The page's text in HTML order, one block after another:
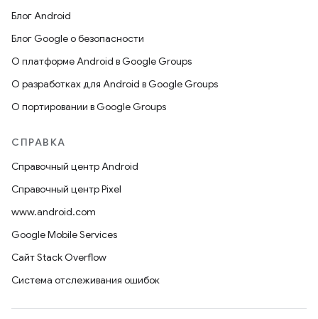
Блог Android
Блог Google о безопасности
О платформе Android в Google Groups
О разработках для Android в Google Groups
О портировании в Google Groups
СПРАВКА
Справочный центр Android
Справочный центр Pixel
www.android.com
Google Mobile Services
Сайт Stack Overflow
Система отслеживания ошибок